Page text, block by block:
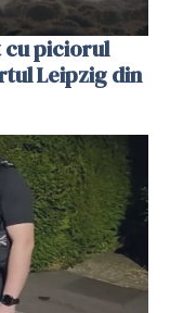
cu piciorul
Leipzig din